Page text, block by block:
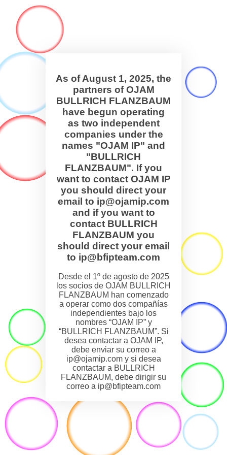
As of August 1, 2025, the
partners of OJAM
BULLRICH FLANZBAUM
have begun operating
as two independent
companies under the
names "OJAM IP" and
"BULLRICH
FLANZBAUM". If you
want to contact OJAM IP
you should direct your
email to ip@ojamip.com
and if you want to
contact BULLRICH
FLANZBAUM you
should direct your email
to ip@bfipteam.com
Desde el 1º de agosto de 2025
los socios de OJAM BULLRICH
FLANZBAUM han comenzado
a operar como dos compañías
independientes bajo los
nombres “OJAM IP” y
“BULLRICH FLANZBAUM”. Si
desea contactar a OJAM IP,
debe enviar su correo a
ip@ojamip.com y si desea
contactar a BULLRICH
FLANZBAUM, debe dirigir su
correo a ip@bfipteam.com